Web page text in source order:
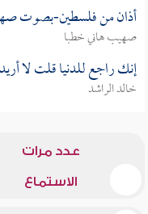
أذان من فلسطين-بصوت
صهيب هاني خطبا
إنك راجع للدنيا قلت لا
خالد الراشد
عدد مرات
الاستماع